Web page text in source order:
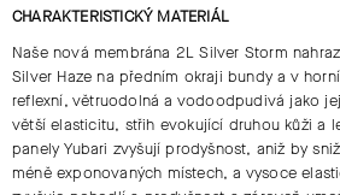
CHARAKTERISTICKÝ MATERIÁL
Naše nová membrána 2L Silver Storm
Silver Haze na předním okraji bundy a v
reflexní, větruodolná a vodoodpudivá jako
větší elasticitu, střih evokující druhou kůži a
panely Yubari zvyšují prodyšnost, aniž by
méně exponovaných místech, a vysoce